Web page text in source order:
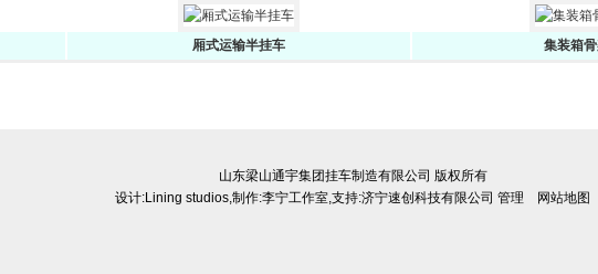
厢式运输半挂车 集装箱骨架车
山东梁山通宇集团挂车制造有限公司 版权所有
设计:Lining studios,制作:李宁工作室,支持:济宁速创科技有限公司 管理 网站地图